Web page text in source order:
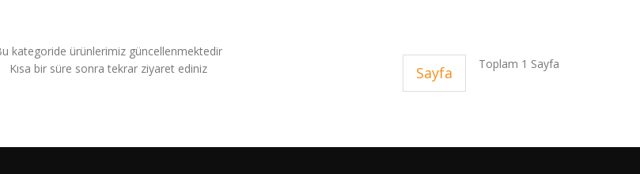
kategoride ürünlerimiz güncellenmektedir
Kısa bir süre sonra tekrar ziyaret ediniz
Sayfa Toplam 1 Sayfa